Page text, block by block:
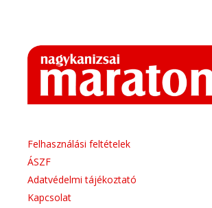
Felhasználási feltételek
ÁSZF
Adatvédelmi tájékoztató
Kapcsolat